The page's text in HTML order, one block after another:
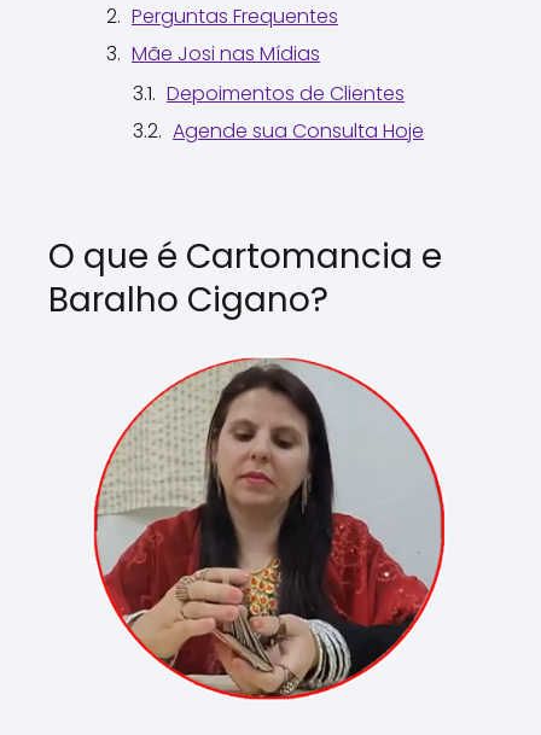
Perguntas Frequentes
Mãe Josi nas Mídias
Depoimentos de Clientes
Agende sua Consulta Hoje
O que é Cartomancia e
Baralho Cigano?